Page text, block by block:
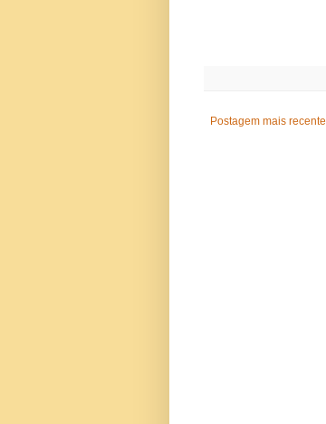
Postagem mais recente